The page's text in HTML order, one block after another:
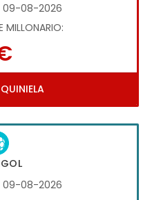
09-08-2026
MILLONARIO:
09-08-2026